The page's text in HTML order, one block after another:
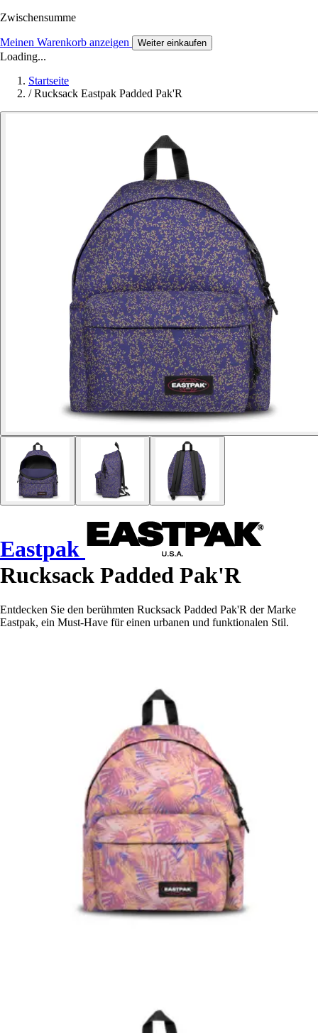
Zwischensumme
Meinen Warenkorb anzeigen Weiter einkaufen
Loading...
Startseite
/ Rucksack Eastpak Padded Pak'R
Eastpak
Rucksack Padded Pak'R
Entdecken Sie den berühmten Rucksack Padded Pak'R der Marke
Eastpak, ein Must-Have für einen urbanen und funktionalen Stil.